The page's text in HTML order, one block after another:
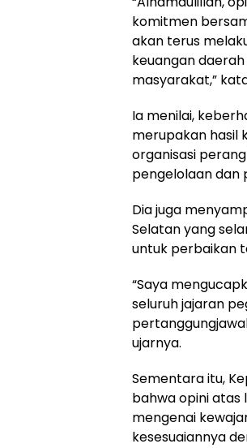
komitmen
akan terus
keuangan
masyarakat,”
Ia menilai,
merupakan hasil
organisasi
pengelolaan dan
Dia juga
Selatan yang
untuk perbaikan
“Saya
seluruh jajaran
ujarnya.
Sementara itu,
bahwa opini
mengenai
kesesuaiannya